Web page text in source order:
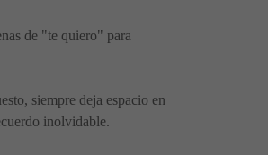
de "te quiero" para
siempre deja espacio en
inolvidable.